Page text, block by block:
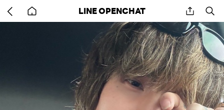
back
to
LINE OPENCHAT share